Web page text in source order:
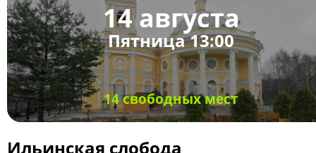
14 августа
Пятница 13:00
14 свободных мест
Ильинская слобода